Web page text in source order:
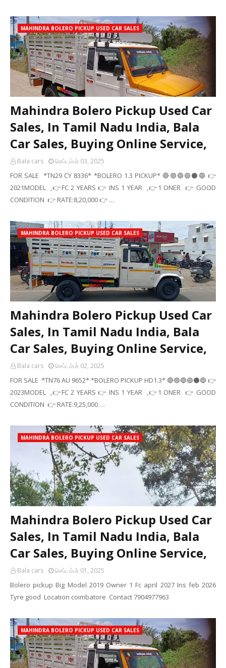
MAHINDRA BOLERO PICKUP USED CAR SALES
Mahindra Bolero Pickup Used Car
Sales, In Tamil Nadu India, Bala
Car Sales, Buying Online Service,
Bala cars செப்டம்பர் 03, 2025
FOR SALE *TN29 CY 8336* *BOLERO 1.3 PICKUP* 🔴🟣🔵🟢⚫🔵 👉
2021MODEL ,👉FC 2 YEARS 👉 INS 1 YEAR ,👉1 ONER 👉 GOOD
CONDITION 👉 RATE:8,20,000 👉 …
MAHINDRA BOLERO PICKUP USED CAR SALES
Mahindra Bolero Pickup Used Car
Sales, In Tamil Nadu India, Bala
Car Sales, Buying Online Service,
Bala cars செப்டம்பர் 02, 2025
FOR SALE *TN76 AU 9652* *BOLERO PICKUP HD1.3* 🔴🟣🔵🟢⚫🔵 👉
2023MODEL ,👉FC 2 YEARS 👉 INS 1 YEAR ,👉1 ONER 👉 GOOD
CONDITION 👉 RATE:9,25,000 …
MAHINDRA BOLERO PICKUP USED CAR SALES
Mahindra Bolero Pickup Used Car
Sales, In Tamil Nadu India, Bala
Car Sales, Buying Online Service,
Bala cars செப்டம்பர் 01, 2025
Bolero pickup Big Model 2019 Owner 1 Fc april 2027 Ins feb 2026
Tyre good Location coimbatore Contact 7904977963
MAHINDRA BOLERO PICKUP USED CAR SALES